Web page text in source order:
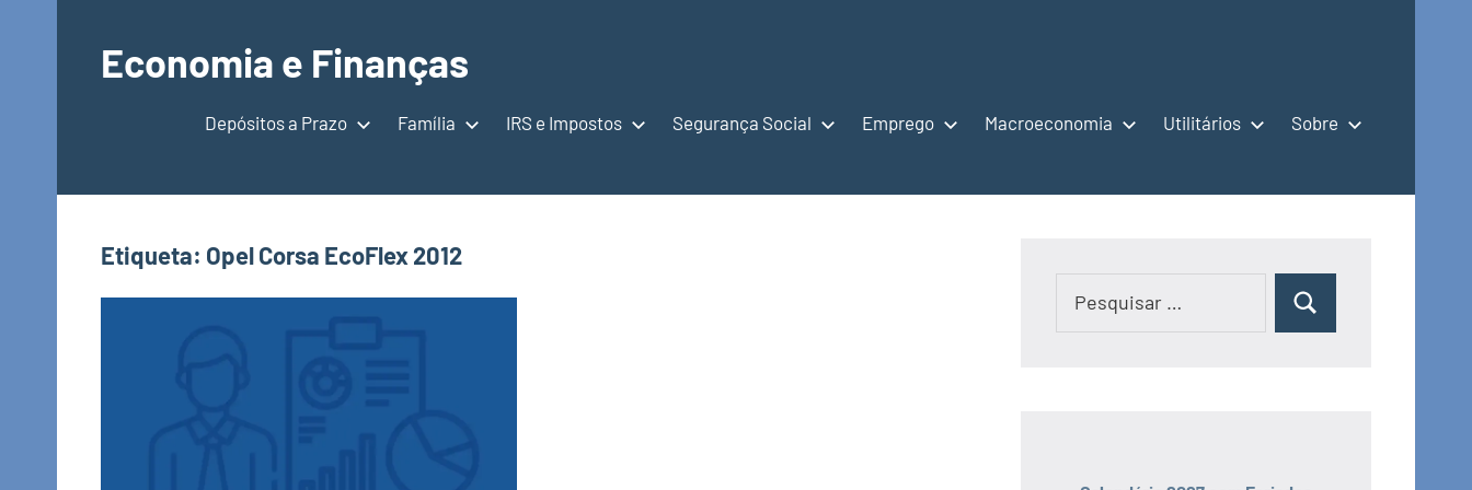
Economia e Finanças
Depósitos
Finanças
Calendários
Depósitos a Prazo Família IRS e Impostos Segurança Social Emprego Macroeconomia Utilitários Sobre
Etiqueta: Opel Corsa EcoFlex 2012
Pesquisar